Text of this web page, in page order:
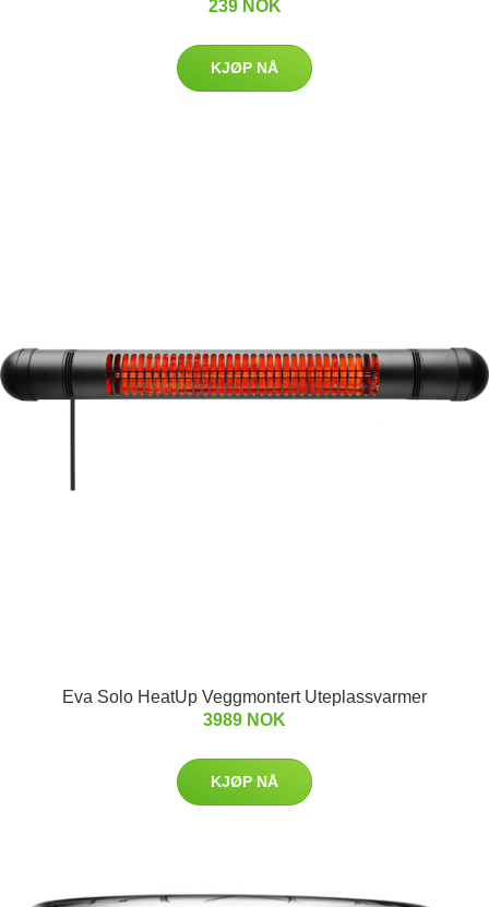
239 NOK
KJØP NÅ
Eva Solo HeatUp Veggmontert Uteplassvarmer
3989 NOK
KJØP NÅ